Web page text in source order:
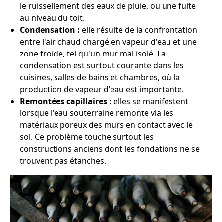
le ruissellement des eaux de pluie, ou une fuite
au niveau du toit.
Condensation : elle résulte de la confrontation
entre l'air chaud chargé en vapeur d'eau et une
zone froide, tel qu'un mur mal isolé. La
condensation est surtout courante dans les
cuisines, salles de bains et chambres, où la
production de vapeur d'eau est importante.
Remontées capillaires : elles se manifestent
lorsque l'eau souterraine remonte via les
matériaux poreux des murs en contact avec le
sol. Ce problème touche surtout les
constructions anciens dont les fondations ne se
trouvent pas étanches.